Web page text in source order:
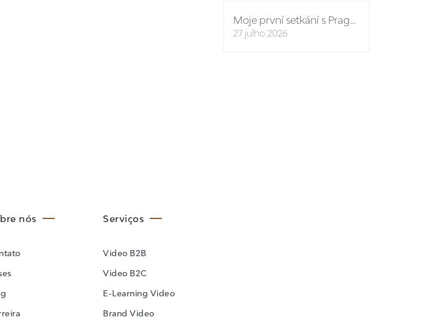
Moje první setkání s Prague-Castle-Tickets: osobní report
27 julho 2026
nós Serviços
Video B2B
Video B2C
E-Learning Video
Brand Video